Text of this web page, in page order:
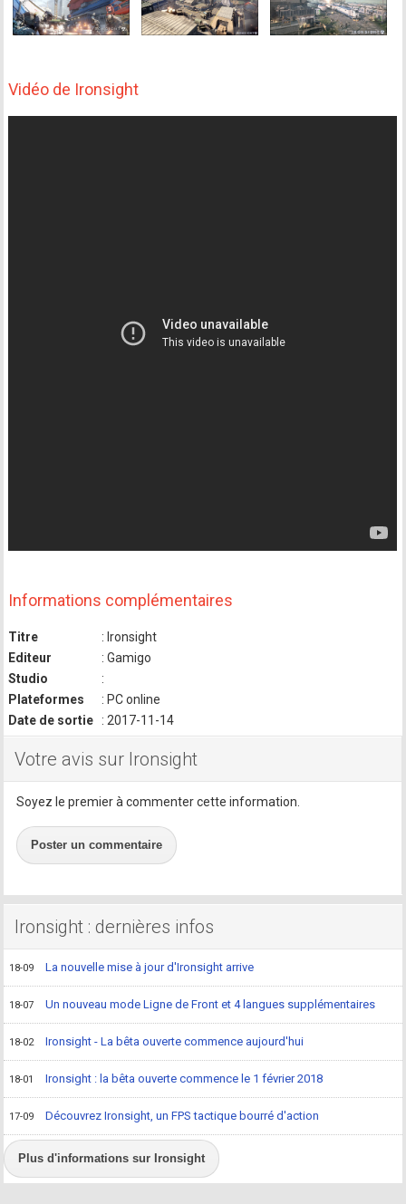
Vidéo de Ironsight
Informations complémentaires
Titre
: Ironsight
Editeur
: Gamigo
Studio
:
Plateformes
: PC online
Date de sortie
: 2017-11-14
Votre avis sur Ironsight
Soyez le premier à commenter cette information.
Poster un commentaire
Ironsight : dernières infos
18-09 La nouvelle mise à jour d'Ironsight arrive
18-07 Un nouveau mode Ligne de Front et 4 langues supplémentaires
18-02 Ironsight - La bêta ouverte commence aujourd'hui
18-01 Ironsight : la bêta ouverte commence le 1 février 2018
17-09 Découvrez Ironsight, un FPS tactique bourré d'action
Plus d'informations sur Ironsight